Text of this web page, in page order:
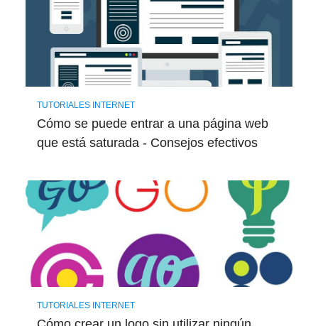
TUTORIALES INTERNET
Cómo se puede entrar a una página web
que está saturada - Consejos efectivos
TUTORIALES INTERNET